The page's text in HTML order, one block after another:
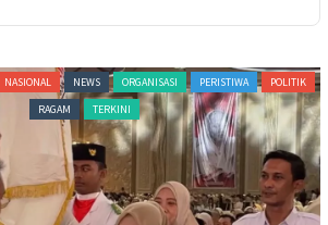
NASIONAL NEWS ORGANISASI PERISTIWA
POLITIK
RAGAM
TERKINI